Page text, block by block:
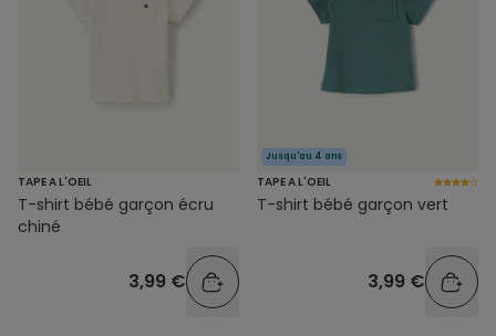
TAPE A L'OEIL
T-shirt bébé garçon écru
chiné
3,99 €
Jusqu'au 4 ans
TAPE A L'OEIL
T-shirt bébé garçon vert
3,99 €